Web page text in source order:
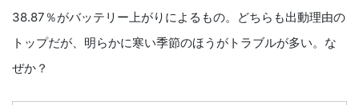
38.87％がバッテリー上がりによるもの。どちらも出動理由の
トップだが、明らかに寒い季節のほうがトラブルが多い。な
ぜか？